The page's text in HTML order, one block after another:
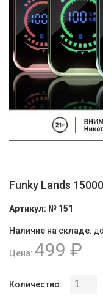
Funky Lands
Артикул: № 151
Наличие на складе:
Цена: 499 ₽
Количество: